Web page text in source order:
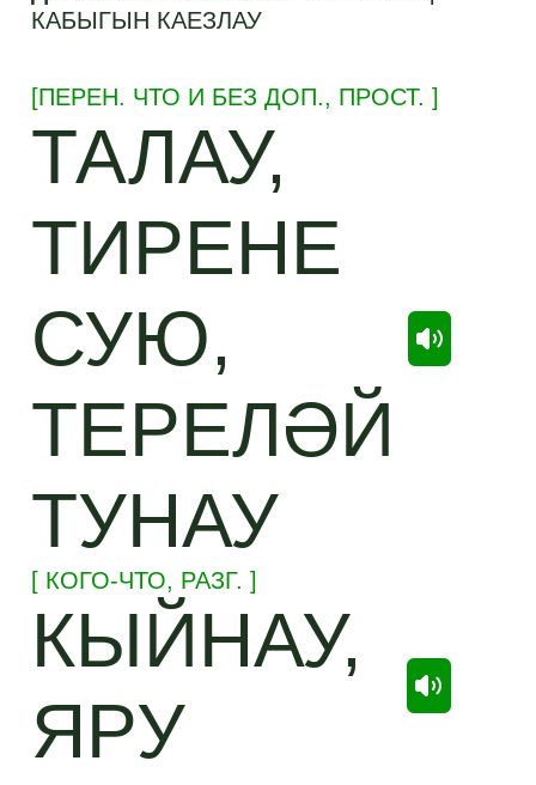
КАБЫГЫН КАЕЗЛАУ
[ПЕРЕН. ЧТО И БЕЗ ДОП., ПРОСТ. ]
ТАЛАУ,
ТИРЕНЕ
СУЮ,
ТЕРЕЛӘЙ
ТУНАУ
[ КОГО-ЧТО, РАЗГ. ]
КЫЙНАУ,
ЯРУ